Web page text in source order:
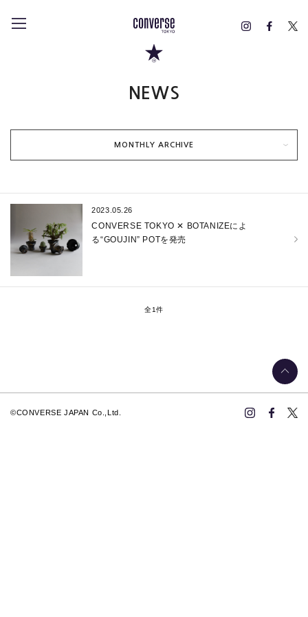
NEWS
MONTHLY ARCHIVE
2023.05.26
CONVERSE TOKYO ✕ BOTANIZEによ
る“GOUJIN” POTを発売
全1件
©CONVERSE JAPAN Co.,Ltd.